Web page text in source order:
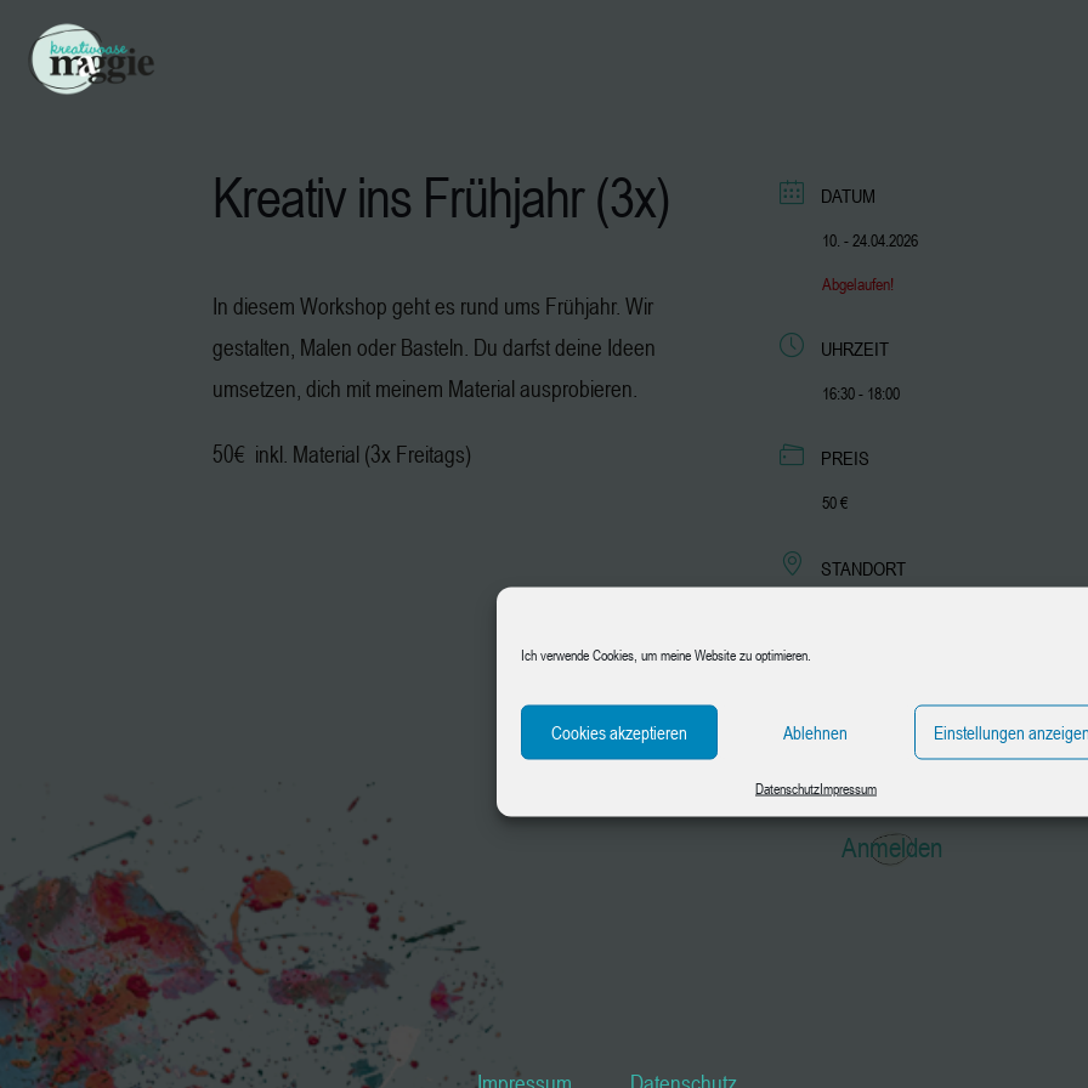
Ich verwende Cookies, um meine Website zu optimieren.
Cookies akzeptieren Ablehnen Einstellungen
DatenschutzImpressum
Kreativ ins Frühjahr (3x)
In diesem Workshop geht es rund ums Frühjahr. Wir
gestalten, Malen oder Basteln. Du darfst deine Ideen
umsetzen, dich mit meinem Material ausprobieren.
50€ inkl. Material (3x Freitags)
DATUM
10. - 24.04.2026
Abgelaufen!
UHRZEIT
16:30 - 18:00
PREIS
50 €
STANDORT
Kreativoase.maggie
Kinder 7-10 Jahre
Anmelden